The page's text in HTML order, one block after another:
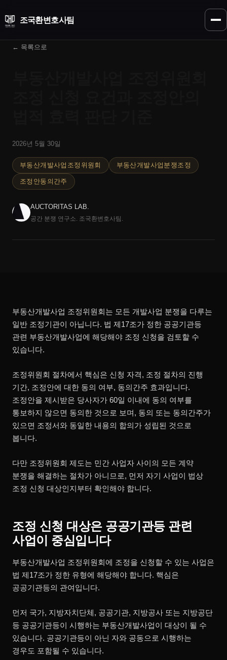
조국환변호사팀
← 목록으로
2026년 5월 30일
부동산개발사업조정위원회 부동산개발사업분쟁조정
조정안동의간주
AUCTORITAS LAB.
공간 분쟁 연구소. 조국환변호사팀.
부동산개발사업 조정위원회는 모든 개발사업 분쟁을 다루는
일반 조정기관이 아닙니다. 법 제17조가 정한 공공기관등
관련 부동산개발사업에 해당해야 조정 신청을 검토할 수
있습니다.
조정위원회 절차에서 핵심은 신청 자격, 조정 절차의 진행
기간, 조정안에 대한 동의 여부, 동의간주 효과입니다.
조정안을 제시받은 당사자가 60일 이내에 동의 여부를
통보하지 않으면 동의한 것으로 보며, 동의 또는 동의간주가
있으면 조정서와 동일한 내용의 합의가 성립된 것으로
봅니다.
다만 조정위원회 제도는 민간 사업자 사이의 모든 계약
분쟁을 해결하는 절차가 아니므로, 먼저 자기 사업이 법상
조정 신청 대상인지부터 확인해야 합니다.
조정 신청 대상은 공공기관등 관련
사업이 중심입니다
부동산개발사업 조정위원회에 조정을 신청할 수 있는 사업은
법 제17조가 정한 유형에 해당해야 합니다. 핵심은
공공기관등의 관여입니다.
먼저 국가, 지방자치단체, 공공기관, 지방공사 또는 지방공단
등 공공기관등이 시행하는 부동산개발사업이 대상이 될 수
있습니다. 공공기관등이 아닌 자와 공동으로 시행하는
경우도 포함될 수 있습니다.